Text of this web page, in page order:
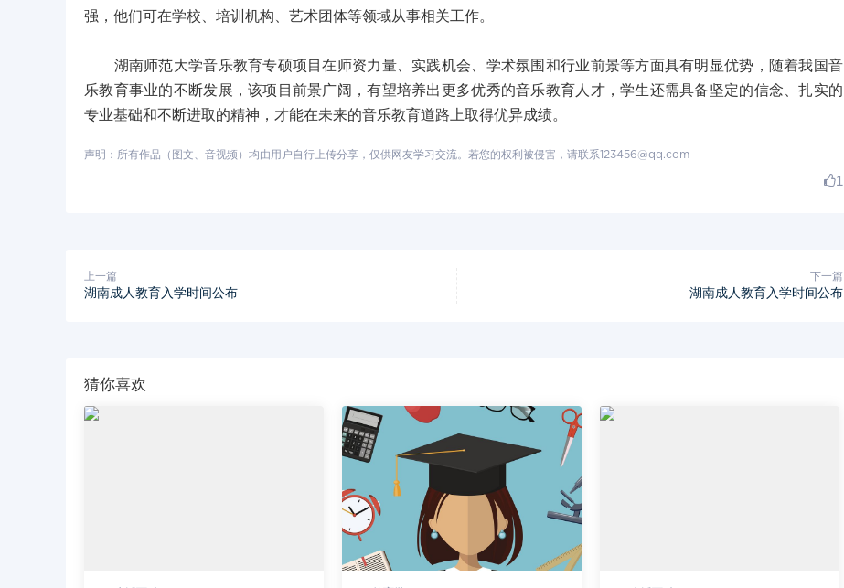
强，他们可在学校、培训机构、艺术团体等领域从事相关工作。
湖南师范大学音乐教育专硕项目在师资力量、实践机会、学术氛围和行业前景等方面具有明显优势，随着我国音
乐教育事业的不断发展，该项目前景广阔，有望培养出更多优秀的音乐教育人才，学生还需具备坚定的信念、扎实的
专业基础和不断进取的精神，才能在未来的音乐教育道路上取得优异成绩。
声明：所有作品（图文、音视频）均由用户自行上传分享，仅供网友学习交流。若您的权利被侵害，请联系123456@qq.com
1
上一篇
湖南成人教育入学时间公布
下一篇
湖南成人教育入学时间公布
猜你喜欢